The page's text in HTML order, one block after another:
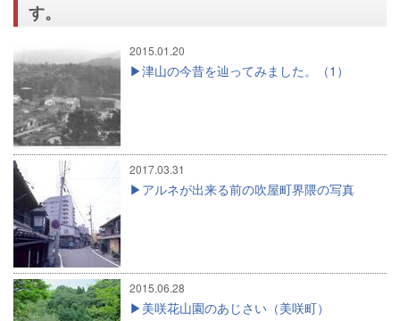
す。
2015.01.20
津山の今昔を辿ってみました。（1）
2017.03.31
アルネが出来る前の吹屋町界隈の写真
2015.06.28
美咲花山園のあじさい（美咲町）